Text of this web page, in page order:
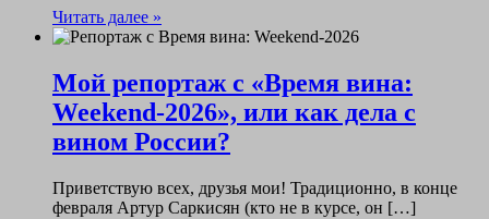
Читать далее »
Мой репортаж с «Время вина:
Weekend-2026», или как дела с
вином России?
Приветствую всех, друзья мои! Традиционно, в конце
февраля Артур Саркисян (кто не в курсе, он […]